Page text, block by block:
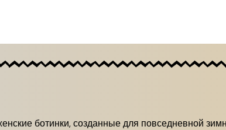
ботинки, созданные для повседневной